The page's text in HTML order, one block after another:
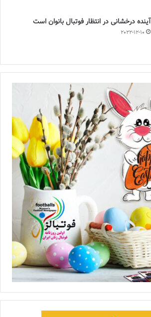
آینده درخشانی در انتظار فوتبال بانوان است
2022-12-10